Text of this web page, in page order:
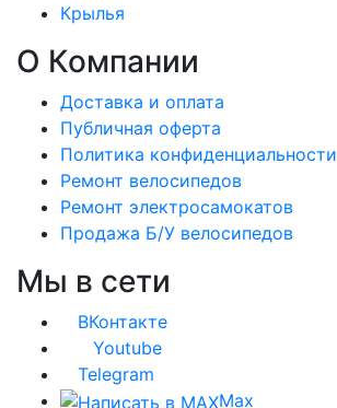
Крылья
О Компании
Доставка и оплата
Публичная оферта
Политика конфиденциальности
Ремонт велосипедов
Ремонт электросамокатов
Продажа Б/У велосипедов
Мы в сети
ВКонтакте
Youtube
Telegram
Max